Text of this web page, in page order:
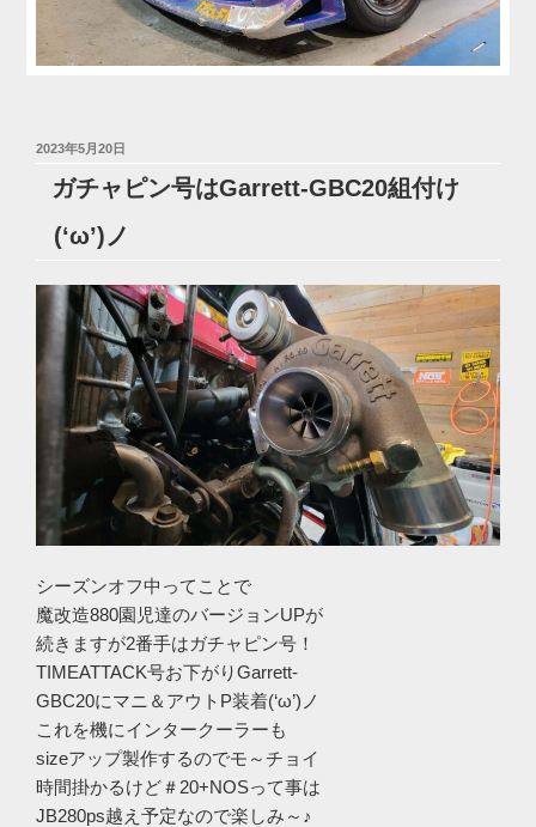
投
2023年5月20日
ガチャピン号はGarrett-GBC20組付け
(‘ω’)ノ
シーズンオフ中ってことで
魔改造880園児達のバージョンUPが
続きますが2番手はガチャピン号！
TIMEATTACK号お下がりGarrett-
GBC20にマニ＆アウトP装着(‘ω’)ノ
これを機にインタークーラーも
sizeアップ製作するのでモ～チョイ
時間掛かるけど＃20+NOSって事は
JB280ps越え予定なので楽しみ～♪